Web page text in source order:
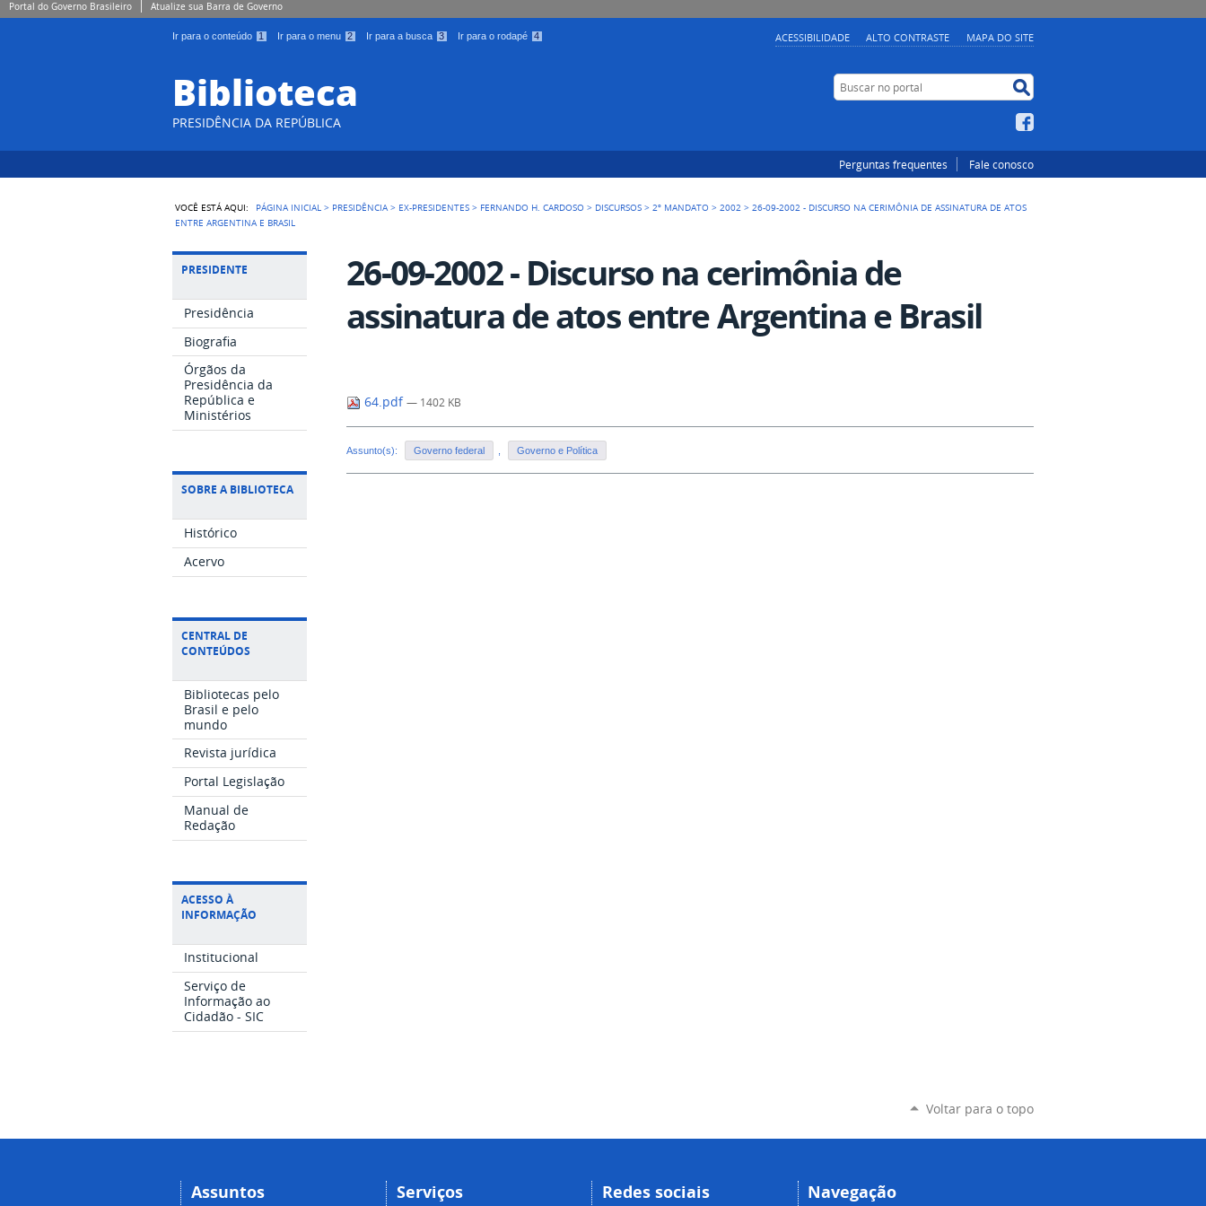
Portal do Governo Brasileiro Atualize sua Barra de Governo
Ir para o conteúdo 1 Ir para o menu 2 Ir para a busca 3 Ir para o rodapé 4 ACESSIBILIDADE ALTO CONTRASTE MAPA DO SITE
Biblioteca
PRESIDÊNCIA DA REPÚBLICA
Buscar no portal
Perguntas frequentes Fale conosco
VOCÊ ESTÁ AQUI: PÁGINA INICIAL > PRESIDÊNCIA > EX-PRESIDENTES > FERNANDO H. CARDOSO > DISCURSOS >2º MANDATO >2002 >26-09-2002 - DISCURSO NA CERIMÔNIA DE ASSINATURA DE ATOS
ENTRE ARGENTINA E BRASIL
PRESIDENTE
Presidência
Biografia
Órgãos da
Presidência da
República e
Ministérios
SOBRE A BIBLIOTECA
Histórico
Acervo
CENTRAL DE
CONTEÚDOS
Bibliotecas pelo
Brasil e pelo
mundo
Revista jurídica
Portal Legislação
Manual de
Redação
ACESSO À
INFORMAÇÃO
Institucional
Serviço de
Informação ao
Cidadão - SIC
26-09-2002 - Discurso na cerimônia de
assinatura de atos entre Argentina e Brasil
64.pdf— 1402 KB
Assunto(s): Governo federal Governo e Política
Voltar para o topo
Assuntos Serviços Redes sociais Navegação